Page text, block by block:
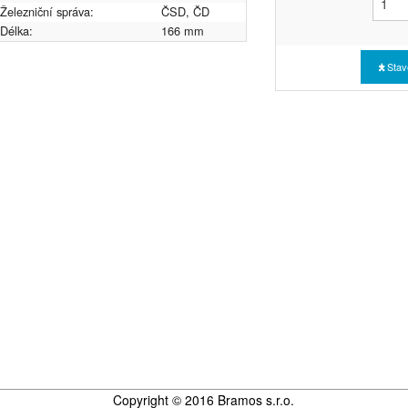
Železniční správa:
ČSD, ČD
Délka:
166 mm
Copyright © 2016 Bramos s.r.o.